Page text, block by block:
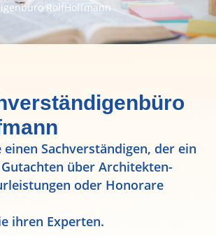
RolfHoffmann
einen Sachverständigen, der ein
über Architekten-
oder Honorare
ihren Experten.